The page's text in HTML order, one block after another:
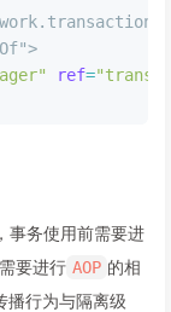
ref=
事务使用前需要进
要进行 AOP 的相
播行为与隔离级